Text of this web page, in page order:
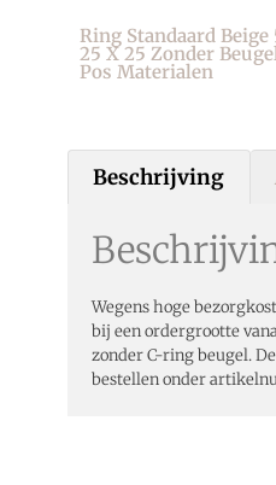
Ring Standaard Beige
25 X 25 Zonder
Pos Materialen
Beschrijving
Wegens hoge
bij een ordergrootte
zonder C-ring beugel.
bestellen onder